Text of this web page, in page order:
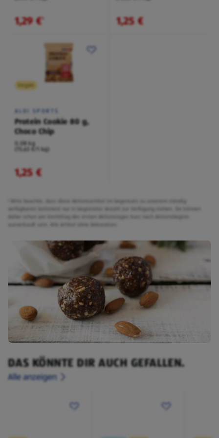
1,29 €¹ 1,25 €
Vegan
ALDI SPORTS
Protein Cookie 80 g,
Choco Chip
0,08 kg
(15,63 €/1 kg)
1,25 €
¹ Bitte beachte, dass diese Aktionsartikel im Gegensatz zu unserem ständig
daher schon am Vormittag des ersten Aktionstages kurz nach Aktionsbeginn
DAS KÖNNTE DIR AUCH GEFALLEN.
Alle anzeigen